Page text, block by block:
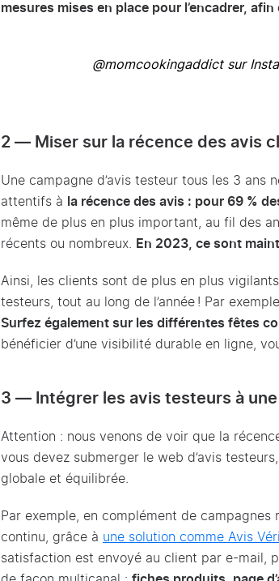
mesures mises en place pour l’encadrer,
@momcookingaddictsur
2 — Miser sur la récence des avis
Une campagne d’avis testeur tous les 3
attentifs à
la récence des avis : pour 69 %
même de plus en plus important, au fil des
récents ou nombreux.
En 2023, ce sont
Ainsi, les clients sont de plus en plus
testeurs, tout au long de l’année ! Par
Surfez également sur les différentes fêtes
bénéficier d’une visibilité durable en ligne,
3 — Intégrer les avis testeurs à une
Attention : nous venons de voir que la
vous devez submerger le web d’avis
globale et équilibrée.
Par exemple, en complément de
continu, grâce à une solution comme Avis
satisfaction est envoyé au client par e-mail,